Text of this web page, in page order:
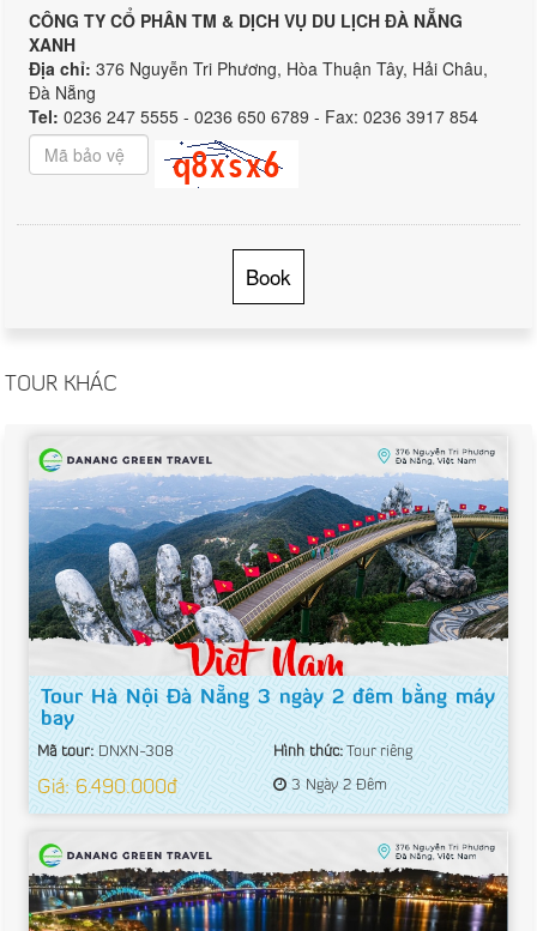
CÔNG TY CỔ PHÂN TM & DỊCH VỤ DU LỊCH ĐÀ NẴNG
XANH
Địa chỉ: 376 Nguyễn Tri Phương, Hòa Thuận Tây, Hải Châu,
Đà Nẵng
Tel: 0236 247 5555 - 0236 650 6789 - Fax: 0236 3917 854
Book
TOUR KHÁC
Tour Hà Nội Đà Nẵng 3 ngày 2 đêm bằng máy
bay
Mã tour:DNXN-308 Hình thức:Tour riêng
Giá: 6.490.000đ 3 Ngày 2 Đêm